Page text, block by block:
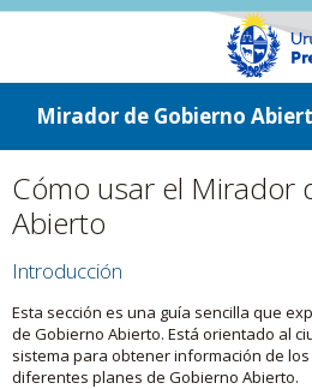
ir a contenido
ir al menú
Mirador de Gobierno
Cómo usar el Mirador
Abierto
Introducción
Esta sección es una guía sencilla que
de Gobierno Abierto. Está orientado al
sistema para obtener información de
diferentes planes de Gobierno Abierto.